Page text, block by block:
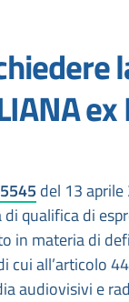
del 13
qualifica di
in materia di
cui all’articolo
audiovisivi e